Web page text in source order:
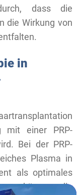
dass die
die Wirkung von
in
mit einer PRP-
Bei der PRP-
Plasma in
als optimales
können die